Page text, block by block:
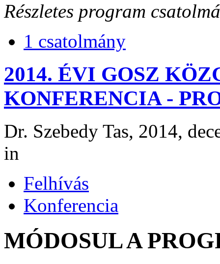
Részletes program
1 csatolmány
2014. ÉVI GOSZ
KONFERENCIA -
Dr. Szebedy Tas, 2014,
in
Felhívás
Konferencia
MÓDOSUL A